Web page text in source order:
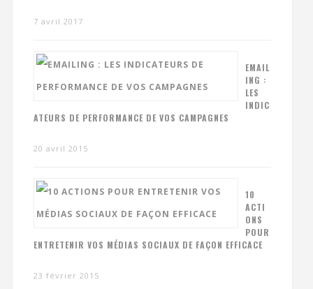
7 avril 2017
EMAIL
ING :
LES
INDIC
ATEURS DE PERFORMANCE DE VOS CAMPAGNES
20 avril 2015
10
ACTI
ONS
POUR
ENTRETENIR VOS MÉDIAS SOCIAUX DE FAÇON EFFICACE
23 février 2015